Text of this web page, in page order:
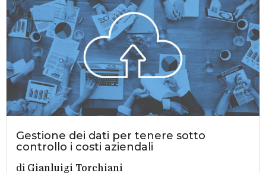
Gestione dei dati per tenere sotto
controllo i costi aziendali
di Gianluigi Torchiani